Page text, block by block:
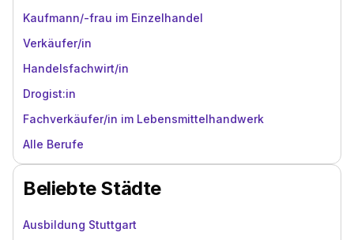
Kaufmann/-frau im Einzelhandel
Verkäufer/in
Handelsfachwirt/in
Drogist:in
Fachverkäufer/in im Lebensmittelhandwerk
Alle Berufe
Beliebte Städte
Ausbildung Stuttgart